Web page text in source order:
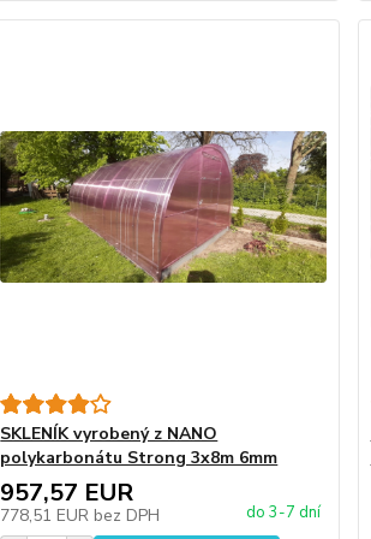
SKLENÍK vyrobený z NANO
polykarbonátu Strong 3x8m 6mm
957,57 EUR
778,51 EUR bez DPH do 3-7 dní